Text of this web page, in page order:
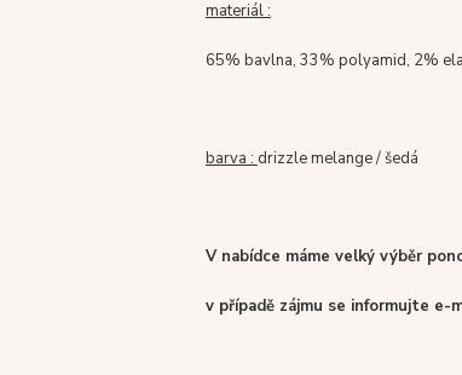
materiál :
65% bavlna, 33% polyamid, 2%
barva : drizzle melange / šedá
V nabídce máme velký výběr
v případě zájmu se informujte e-